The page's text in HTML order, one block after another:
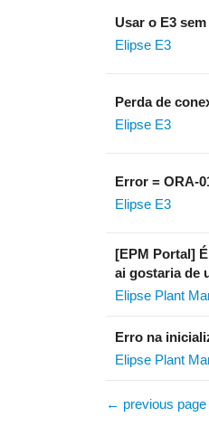
Usar o E3
Elipse E3
Perda de
Elipse E3
Error = ORA-
Elipse E3
[EPM Portal]
ai gostaria de
Elipse Plant
Erro na
Elipse Plant
← previous page